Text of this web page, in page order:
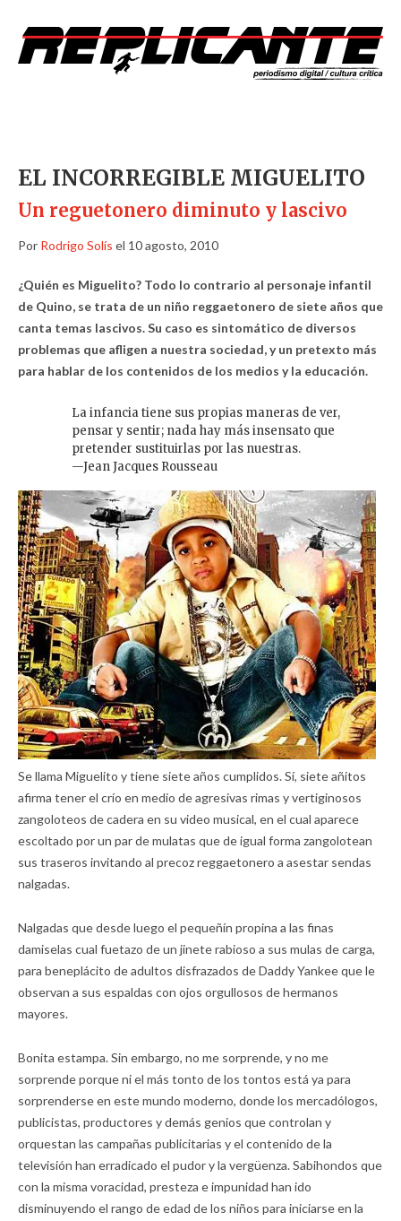
EL INCORREGIBLE MIGUELITO
Un reguetonero diminuto y lascivo
Por Rodrigo Solís el 10 agosto, 2010
¿Quién es Miguelito? Todo lo contrario al personaje infantil
de Quino, se trata de un niño reggaetonero de siete años que
canta temas lascivos. Su caso es sintomático de diversos
problemas que afligen a nuestra sociedad, y un pretexto más
para hablar de los contenidos de los medios y la educación.
La infancia tiene sus propias maneras de ver,
pensar y sentir; nada hay más insensato que
pretender sustituirlas por las nuestras.
—Jean Jacques Rousseau
Se llama Miguelito y tiene siete años cumplidos. Sí, siete añitos
afirma tener el crío en medio de agresivas rimas y vertiginosos
zangoloteos de cadera en su video musical, en el cual aparece
escoltado por un par de mulatas que de igual forma zangolotean
sus traseros invitando al precoz reggaetonero a asestar sendas
nalgadas.
Nalgadas que desde luego el pequeñín propina a las finas
damiselas cual fuetazo de un jinete rabioso a sus mulas de carga,
para beneplácito de adultos disfrazados de Daddy Yankee que le
observan a sus espaldas con ojos orgullosos de hermanos
mayores.
Bonita estampa. Sin embargo, no me sorprende, y no me
sorprende porque ni el más tonto de los tontos está ya para
sorprenderse en este mundo moderno, donde los mercadólogos,
publicistas, productores y demás genios que controlan y
orquestan las campañas publicitarias y el contenido de la
televisión han erradicado el pudor y la vergüenza. Sabihondos que
con la misma voracidad, presteza e impunidad han ido
disminuyendo el rango de edad de los niños para iniciarse en la